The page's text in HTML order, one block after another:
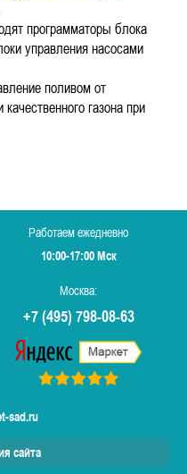
программаторы блока
управления насосами
поливом от
газона при
Работаем ежедневно
10:00-17:00 Мск
Москва:
+7 (495) 798-08-63
sad.ru
сайта